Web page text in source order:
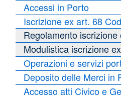
Accessi in Porto
Iscrizione ex art. 68
Regolamento
Modulistica iscrizione
Operazioni e servizi
Deposito delle Merci in
Accesso atti Civico e